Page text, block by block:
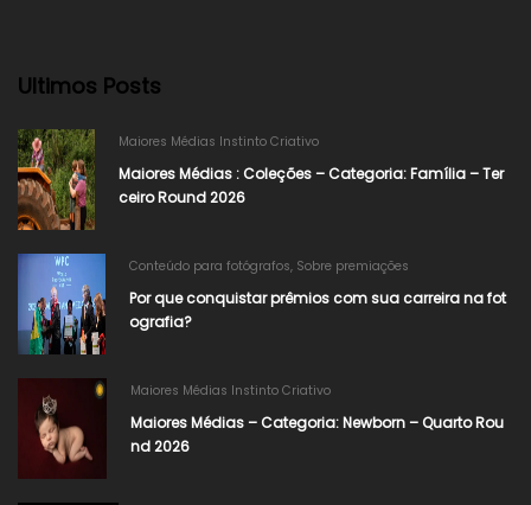
Ultimos Posts
Maiores Médias Instinto Criativo
Maiores Médias : Coleções – Categoria: Família – Ter
ceiro Round 2026
Conteúdo para fotógrafos, Sobre premiações
Por que conquistar prêmios com sua carreira na fot
ografia?
Maiores Médias Instinto Criativo
Maiores Médias – Categoria: Newborn – Quarto Rou
nd 2026